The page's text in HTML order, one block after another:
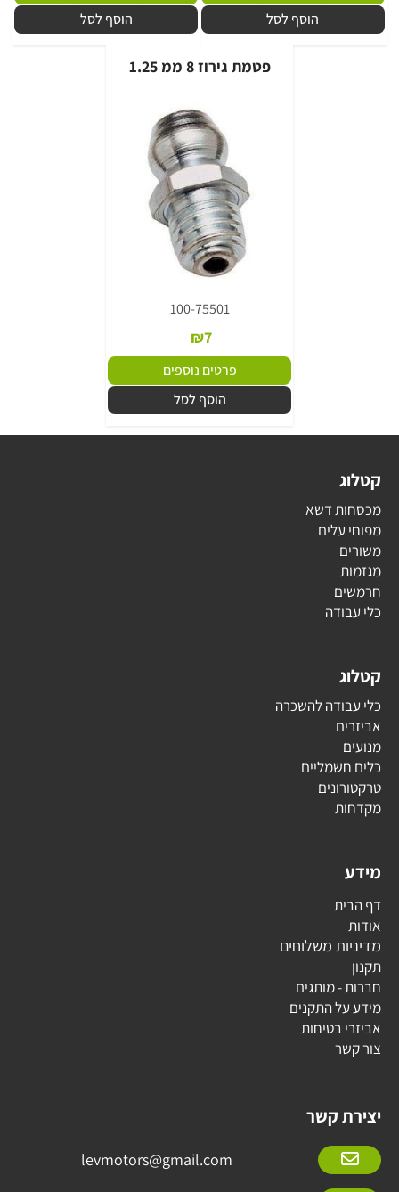
הוסף לסל
הוסף לסל
פטמת גירוז 8 ממ 1.25
100-75501
₪7
פרטים נוספים
הוסף לסל
קטלוג
מכסחות דשא
מפוחי עלים
משורים
מגזמות
חרמשים
כלי עבודה
קטלוג
כלי עבודה להשכרה
אביזרים
מנועים
כלים חשמליים
טרקטורונים
מקדחות
מידע
דף הבית
אודות
מדיניות משלוחים
תקנון
חברות - מותגים
מידע על התקנים
אביזרי בטיחות
צור קשר
יצירת קשר
levmotors@gmail.com